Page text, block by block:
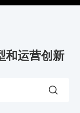
和运营创新